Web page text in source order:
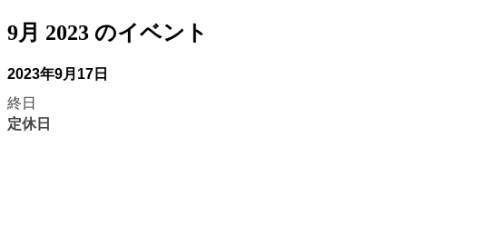
9月 2023 のイベント
2023年9月17日
終日
定休日